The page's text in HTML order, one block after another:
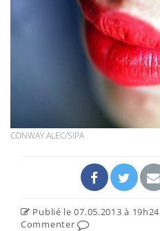
CONWAY ALEC/SIPA
Publié le 07.05.2013 à 19h24
Commenter